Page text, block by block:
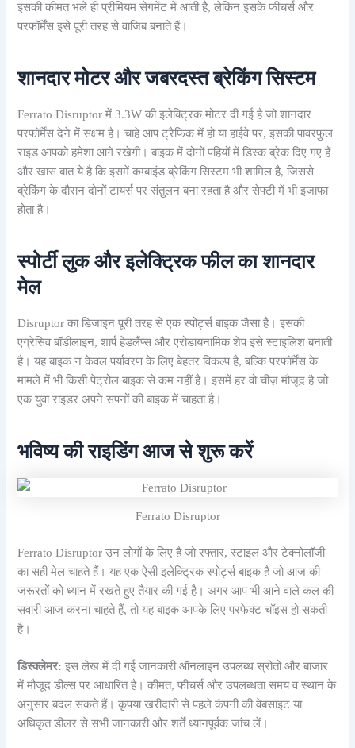
इसकी कीमत भले ही प्रीमियम सेगमेंट में आती है, लेकिन इसके फीचर्स और
परफॉर्मेंस इसे पूरी तरह से वाजिब बनाते हैं।
शानदार मोटर और जबरदस्त ब्रेकिंग सिस्टम
Ferrato Disruptor में 3.3W की इलेक्ट्रिक मोटर दी गई है जो शानदार
परफॉर्मेंस देने में सक्षम है। चाहे आप ट्रैफिक में हो या हाईवे पर, इसकी पावरफुल
राइड आपको हमेशा आगे रखेगी। बाइक में दोनों पहियों में डिस्क ब्रेक दिए गए हैं
और खास बात ये है कि इसमें कम्बाइंड ब्रेकिंग सिस्टम भी शामिल है, जिससे
ब्रेकिंग के दौरान दोनों टायर्स पर संतुलन बना रहता है और सेफ्टी में भी इजाफा
होता है।
स्पोर्टी लुक और इलेक्ट्रिक फील का शानदार
मेल
Disruptor का डिजाइन पूरी तरह से एक स्पोर्ट्स बाइक जैसा है। इसकी
एग्रेसिव बॉडीलाइन, शार्प हेडलैंप्स और एरोडायनामिक शेप इसे स्टाइलिश बनाती
है। यह बाइक न केवल पर्यावरण के लिए बेहतर विकल्प है, बल्कि परफॉर्मेंस के
मामले में भी किसी पेट्रोल बाइक से कम नहीं है। इसमें हर वो चीज़ मौजूद है जो
एक युवा राइडर अपने सपनों की बाइक में चाहता है।
भविष्य की राइडिंग आज से शुरू करें
Ferrato Disruptor
Ferrato Disruptor उन लोगों के लिए है जो रफ्तार, स्टाइल और टेक्नोलॉजी
का सही मेल चाहते हैं। यह एक ऐसी इलेक्ट्रिक स्पोर्ट्स बाइक है जो आज की
जरूरतों को ध्यान में रखते हुए तैयार की गई है। अगर आप भी आने वाले कल की
सवारी आज करना चाहते हैं, तो यह बाइक आपके लिए परफेक्ट चॉइस हो सकती
है।
डिस्क्लेमर:इस लेख में दी गई जानकारी ऑनलाइन उपलब्ध स्रोतों और बाजार
में मौजूद डील्स पर आधारित है। कीमत, फीचर्स और उपलब्धता समय व स्थान के
अनुसार बदल सकते हैं। कृपया खरीदारी से पहले कंपनी की वेबसाइट या
अधिकृत डीलर से सभी जानकारी और शर्तें ध्यानपूर्वक जांच लें।